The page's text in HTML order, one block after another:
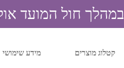
במהלך חול המועד אולם
קטלוג מוצרים מידע שימושי